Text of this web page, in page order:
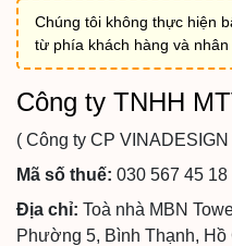
Chúng tôi không thực hiện
từ phía khách hàng và nhân
Công ty TNHH
( Công ty CP VINADESIGN
Mã số thuế: 030 567 45 18
Địa chỉ: Toà nhà MBN
Phường 5, Bình Thạnh,